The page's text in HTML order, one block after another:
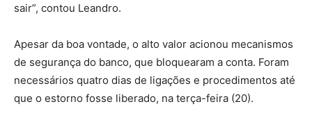
sair”, contou Leandro.
Apesar da boa vontade, o alto valor acionou mecanismos
de segurança do banco, que bloquearam a conta. Foram
necessários quatro dias de ligações e procedimentos até
que o estorno fosse liberado, na terça-feira (20).